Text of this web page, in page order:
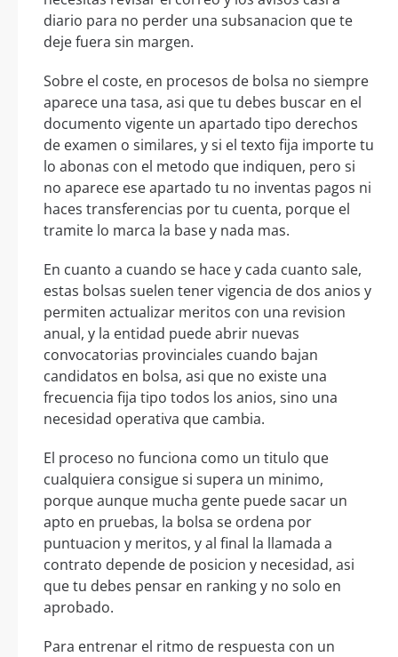
diario para no perder una subsanacion que te
deje fuera sin margen.
Sobre el coste, en procesos de bolsa no siempre
aparece una tasa, asi que tu debes buscar en el
documento vigente un apartado tipo derechos
de examen o similares, y si el texto fija importe tu
lo abonas con el metodo que indiquen, pero si
no aparece ese apartado tu no inventas pagos ni
haces transferencias por tu cuenta, porque el
tramite lo marca la base y nada mas.
En cuanto a cuando se hace y cada cuanto sale,
estas bolsas suelen tener vigencia de dos anios y
permiten actualizar meritos con una revision
anual, y la entidad puede abrir nuevas
convocatorias provinciales cuando bajan
candidatos en bolsa, asi que no existe una
frecuencia fija tipo todos los anios, sino una
necesidad operativa que cambia.
El proceso no funciona como un titulo que
cualquiera consigue si supera un minimo,
porque aunque mucha gente puede sacar un
apto en pruebas, la bolsa se ordena por
puntuacion y meritos, y al final la llamada a
contrato depende de posicion y necesidad, asi
que tu debes pensar en ranking y no solo en
aprobado.
Para entrenar el ritmo de respuesta con un